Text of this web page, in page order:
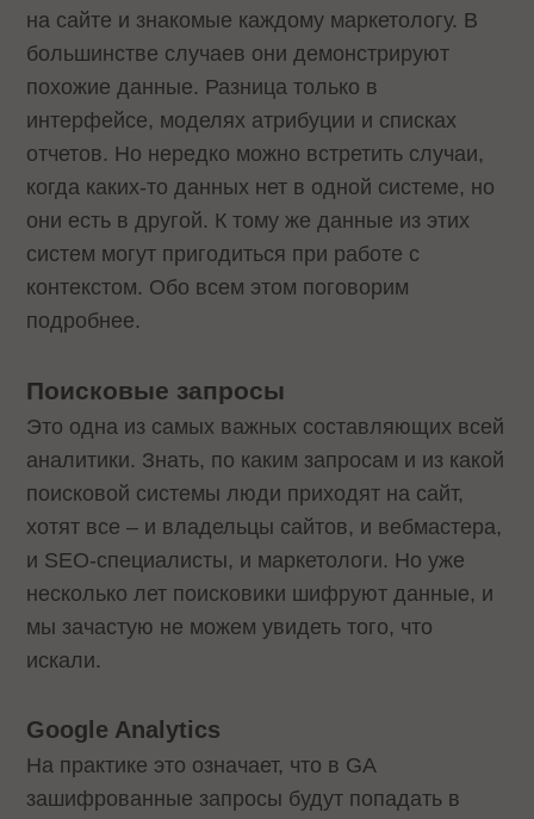
на сайте и знакомые каждому маркетологу. В
большинстве случаев они демонстрируют
похожие данные. Разница только в
интерфейсе, моделях атрибуции и списках
отчетов. Но нередко можно встретить случаи,
когда каких-то данных нет в одной системе, но
они есть в другой. К тому же данные из этих
систем могут пригодиться при работе с
контекстом. Обо всем этом поговорим
подробнее.
Поисковые запросы
Это одна из самых важных составляющих всей
аналитики. Знать, по каким запросам и из какой
поисковой системы люди приходят на сайт,
хотят все – и владельцы сайтов, и вебмастера,
и SEO-специалисты, и маркетологи. Но уже
несколько лет поисковики шифруют данные, и
мы зачастую не можем увидеть того, что
искали.
Google Analytics
На практике это означает, что в GA
зашифрованные запросы будут попадать в